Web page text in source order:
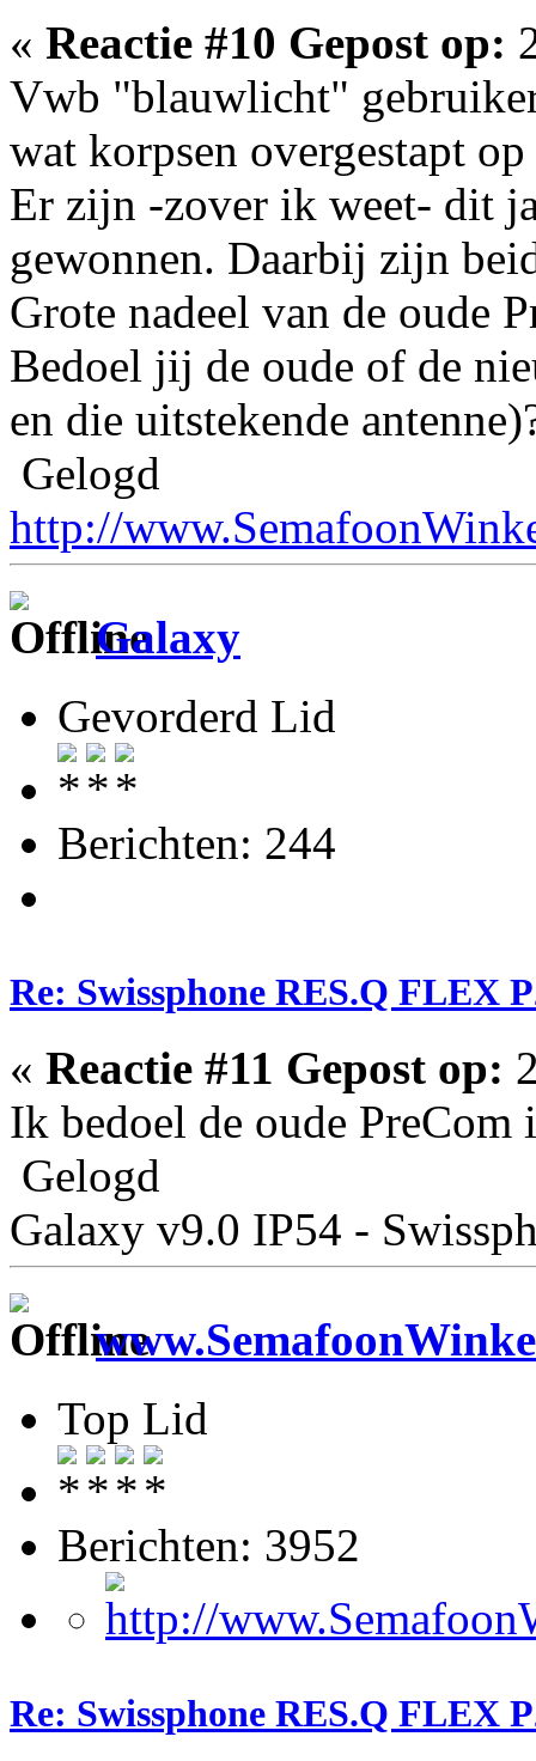
« Reactie #10 Gepost op:
Vwb "blauwlicht"
wat korpsen overgestapt op
Er zijn -zover ik weet- dit
gewonnen. Daarbij zijn
Grote nadeel van de oude
Bedoel jij de oude of de
en die uitstekende
Gelogd
http://
Galaxy
Gevorderd Lid
Berichten: 244
Re: Swissphone RES.Q FLEX
« Reactie #11 Gepost op:
Ik bedoel de oude PreCom
Gelogd
Galaxy v9.0 IP54 -
Top Lid
Berichten: 3952
Re: Swissphone RES.Q FLEX